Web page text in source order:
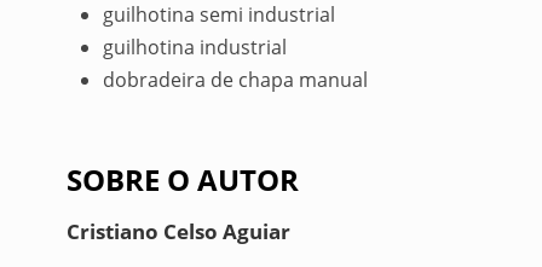
guilhotina semi industrial
guilhotina industrial
dobradeira de chapa manual
SOBRE O AUTOR
Cristiano Celso Aguiar